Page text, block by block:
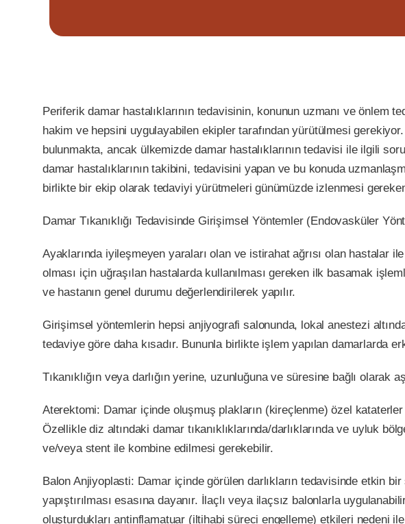
Periferik damar hastalıklarının tedavisinin, konunun uzmanı ve
hakim ve hepsini uygulayabilen ekipler tarafından yürütülmesi
bulunmakta, ancak ülkemizde damar hastalıklarının tedavisi ile ilgili
damar hastalıklarının takibini, tedavisini yapan ve bu konuda
birlikte bir ekip olarak tedaviyi yürütmeleri günümüzde izlenmesi
Damar Tıkanıklığı Tedavisinde Girişimsel Yöntemler (Endovasküler
Ayaklarında iyileşmeyen yaraları olan ve istirahat ağrısı olan hastalar
olması için uğraşılan hastalarda kullanılması gereken ilk basamak
ve hastanın genel durumu değerlendirilerek yapılır.
Girişimsel yöntemlerin hepsi anjiyografi salonunda, lokal anestezi
tedaviye göre daha kısadır. Bununla birlikte işlem yapılan damarlarda
Tıkanıklığın veya darlığın yerine, uzunluğuna ve süresine bağlı
Aterektomi: Damar içinde oluşmuş plakların (kireçlenme) özel
Özellikle diz altındaki damar tıkanıklıklarında/darlıklarında ve uyluk
ve/veya stent ile kombine edilmesi gerekebilir.
Balon Anjiyoplasti: Damar içinde görülen darlıkların tedavisinde etkin
yapıştırılması esasına dayanır. İlaçlı veya ilaçsız balonlarla
oluşturdukları antinflamatuar (iltihabi süreci engelleme) etkileri nedeni